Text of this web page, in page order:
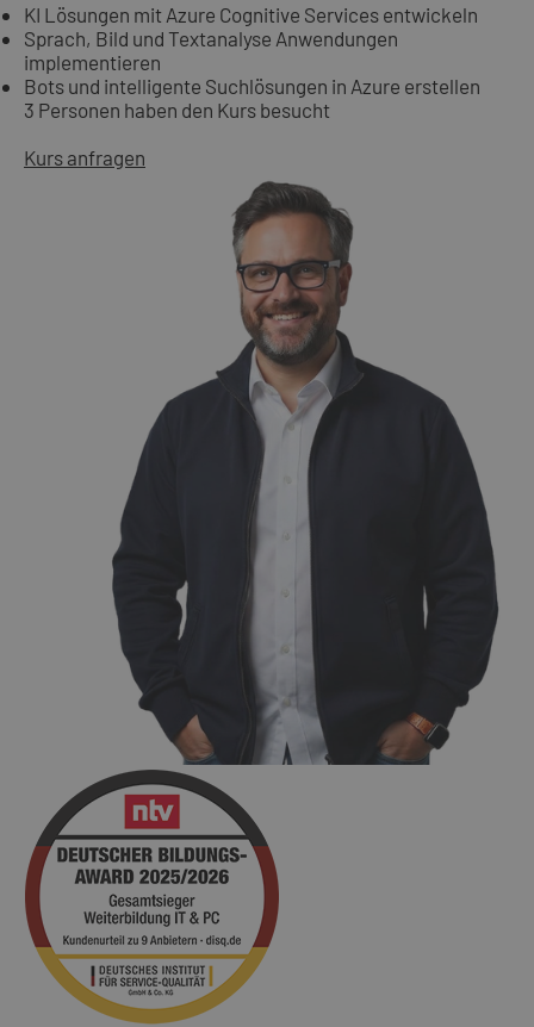
KI Lösungen mit Azure Cognitive Services entwickeln
Sprach, Bild und Textanalyse Anwendungen
implementieren
Bots und intelligente Suchlösungen in Azure erstellen
3 Personen haben den Kurs besucht
Kurs anfragen